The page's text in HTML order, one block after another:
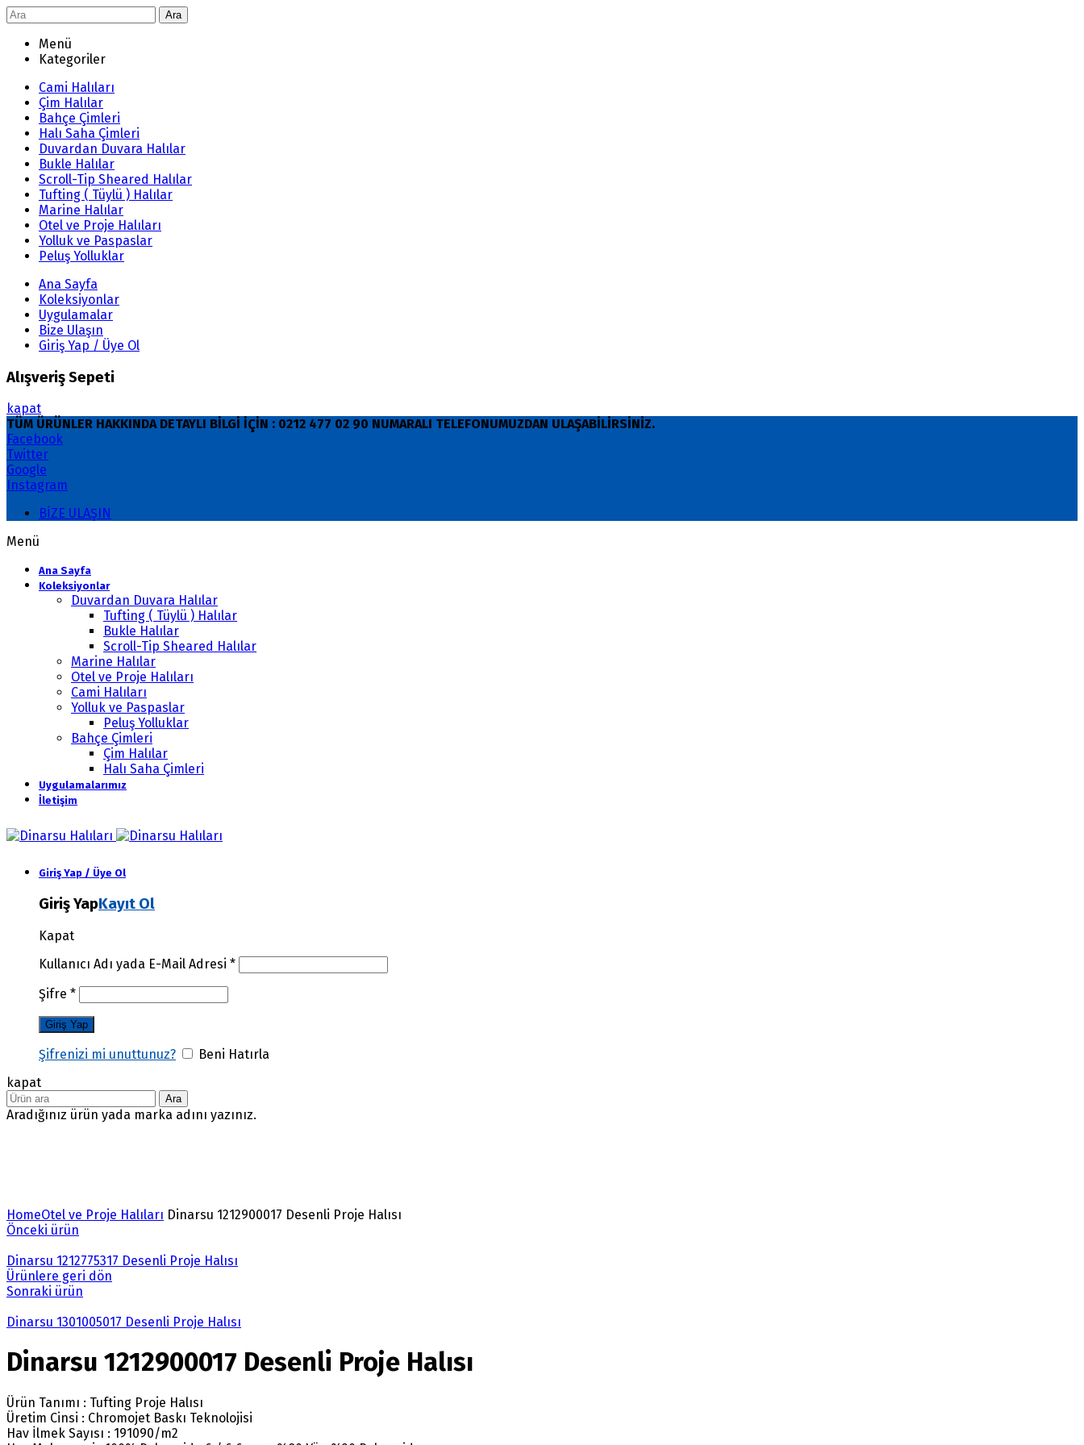
Ara
Menü
Kategoriler
Cami Halıları
Çim Halılar
Bahçe Çimleri
Halı Saha Çimleri
Duvardan Duvara Halılar
Bukle Halılar
Scroll-Tip Sheared Halılar
Tufting ( Tüylü ) Halılar
Marine Halılar
Otel ve Proje Halıları
Yolluk ve Paspaslar
Peluş Yolluklar
Ana Sayfa
Koleksiyonlar
Uygulamalar
Bize Ulaşın
Giriş Yap / Üye Ol
Alışveriş Sepeti
kapat
TÜM ÜRÜNLER HAKKINDA DETAYLI BİLGİ İÇİN : 0212 477 02 90 NUMARALI TELEFONUMUZDAN ULAŞABİLİRSİNİZ.
Facebook
Twitter
Google
Instagram
BİZE ULAŞIN
Menü
Ana Sayfa
Koleksiyonlar
Duvardan Duvara Halılar
Tufting ( Tüylü ) Halılar
Bukle Halılar
Scroll-Tip Sheared Halılar
Marine Halılar
Otel ve Proje Halıları
Cami Halıları
Yolluk ve Paspaslar
Peluş Yolluklar
Bahçe Çimleri
Çim Halılar
Halı Saha Çimleri
Uygulamalarımız
İletişim
Giriş Yap / Üye Ol
Giriş YapKayıt Ol
Kapat
Kullanıcı Adı yada E-Mail Adresi *
Şifre *
Şifrenizi mi unuttunuz?
Beni Hatırla
kapat
Ara
Aradığınız ürün yada marka adını yazınız.
HomeOtel ve Proje Halıları Dinarsu 1212900017 Desenli Proje Halısı
Önceki ürün
Dinarsu 1212775317 Desenli Proje Halısı
Ürünlere geri dön
Sonraki ürün
Dinarsu 1301005017 Desenli Proje Halısı
Dinarsu 1212900017 Desenli Proje Halısı
Ürün Tanımı : Tufting Proje Halısı
Üretim Cinsi : Chromojet Baskı Teknolojisi
Hav İlmek Sayısı : 191090/m2